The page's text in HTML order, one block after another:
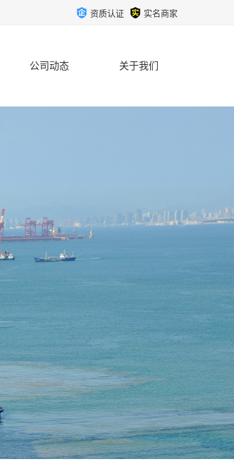
资质认证 实名商家
公司动态 关于我们